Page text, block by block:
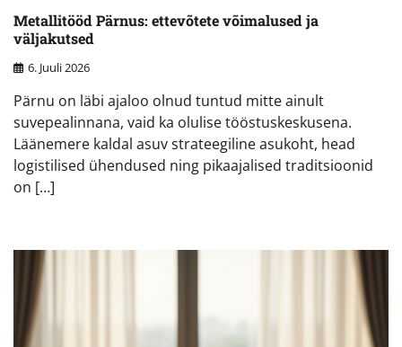
Metallitööd Pärnus: ettevõtete võimalused ja
väljakutsed
6. Juuli 2026
Pärnu on läbi ajaloo olnud tuntud mitte ainult
suvepealinnana, vaid ka olulise tööstuskeskusena.
Läänemere kaldal asuv strateegiline asukoht, head
logistilised ühendused ning pikaajalised traditsioonid
on […]